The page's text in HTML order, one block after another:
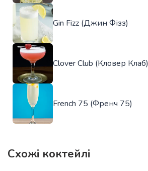
Gin Fizz (Джин Фізз)
Clover Club (Кловер Клаб)
French 75 (Френч 75)
Схожі коктейлі